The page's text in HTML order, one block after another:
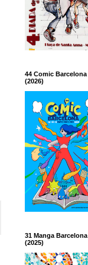
44 Comic Barcelona
(2026)
31 Manga Barcelona
(2025)